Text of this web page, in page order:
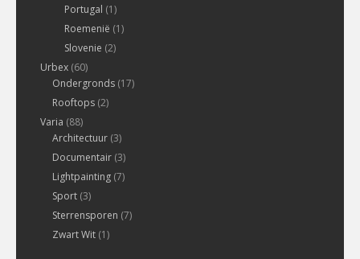
Portugal (1)
Roemenië (1)
Slovenie (2)
Urbex (60)
Ondergronds (17)
Rooftops (2)
Varia (88)
Architectuur (3)
Documentair (3)
Lightpainting (7)
Sport (3)
Sterrensporen (7)
Zwart Wit (1)